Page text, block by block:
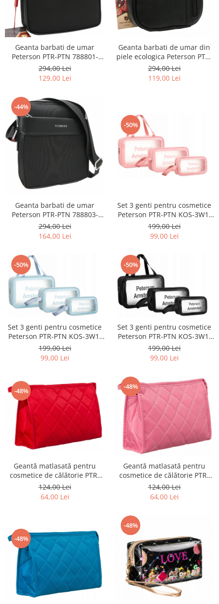
Geanta barbati de umar
Peterson PTR-PTN 788801-
0334 BL
294,00 Lei
129,00 Lei
Geanta barbati de umar din
piele ecologica Peterson PTR-
PTN 8023-MACRO-0303
294,00 Lei
119,00 Lei
-44%
Geanta barbati de umar
Peterson PTR-PTN 788803-
0358 BL
294,00 Lei
164,00 Lei
-50%
Set 3 genti pentru cosmetice
Peterson PTR-PTN KOS-3W1-
6184 L.P
199,00 Lei
99,00 Lei
-50%
Set 3 genti pentru cosmetice
Peterson PTR-PTN KOS-3W1-
6191 BLU
199,00 Lei
99,00 Lei
-50%
Set 3 genti pentru cosmetice
Peterson PTR-PTN KOS-3W1-
6207 BL
199,00 Lei
99,00 Lei
-48%
Geantă matlasată pentru
cosmetice de călătorie PTR-
KOS-30-8194 RE
124,00 Lei
64,00 Lei
-48%
Geantă matlasată pentru
cosmetice de călătorie PTR-
KOS-30-8187 PI
124,00 Lei
64,00 Lei
-48%
-48%